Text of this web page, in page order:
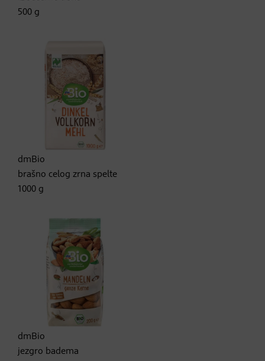
500 g
dmBio
brašno celog zrna spelte
1000 g
dmBio
jezgro badema